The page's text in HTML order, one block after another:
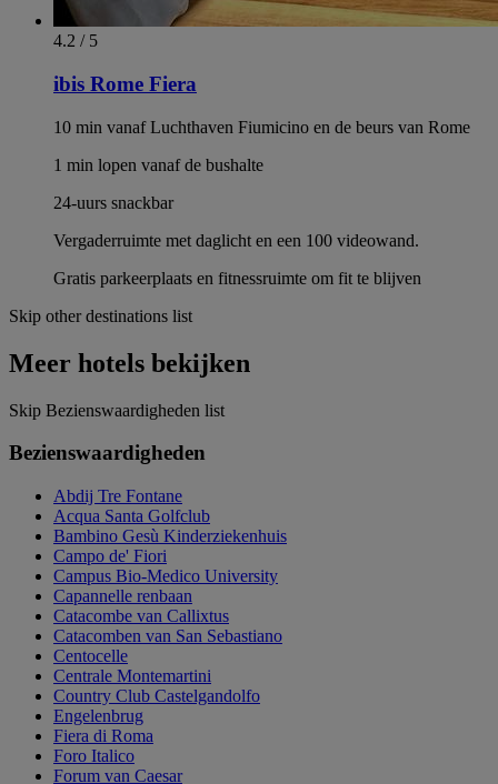
4.2 / 5
ibis Rome Fiera
10 min vanaf Luchthaven Fiumicino en de beurs van Rome
1 min lopen vanaf de bushalte
24-uurs snackbar
Vergaderruimte met daglicht en een 100 videowand.
Gratis parkeerplaats en fitnessruimte om fit te blijven
Skip other destinations list
Meer hotels bekijken
Skip Bezienswaardigheden list
Bezienswaardigheden
Abdij Tre Fontane
Acqua Santa Golfclub
Bambino Gesù Kinderziekenhuis
Campo de' Fiori
Campus Bio-Medico University
Capannelle renbaan
Catacombe van Callixtus
Catacomben van San Sebastiano
Centocelle
Centrale Montemartini
Country Club Castelgandolfo
Engelenbrug
Fiera di Roma
Foro Italico
Forum van Caesar